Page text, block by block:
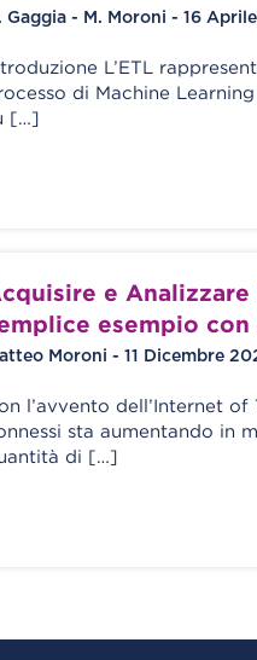
Gaggia - M. Moroni - 16 Aprile
L’ETL
di Machine
[…]
e Analizzare
esempio con
Moroni - 11 Dicembre
l’avvento dell’Internet
sta aumentando in
di […]